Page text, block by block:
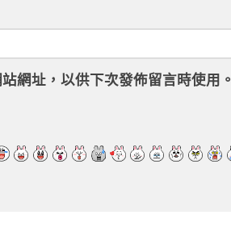
網址，以供下次發佈留言時使用。